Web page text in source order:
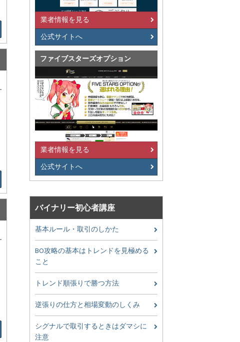
業者情報を見る
公式サイトへ
ファイブスターズオプション
業者情報を見る
公式サイトへ
バイナリー初心者講座
基本ルール・取引のしかた
BO攻略の基本はトレンドを見極める
こと
トレンド順張りで勝つ方法
逆張りの仕方と相場変動のしくみ
シグナルで取引するときはダマシに
注意